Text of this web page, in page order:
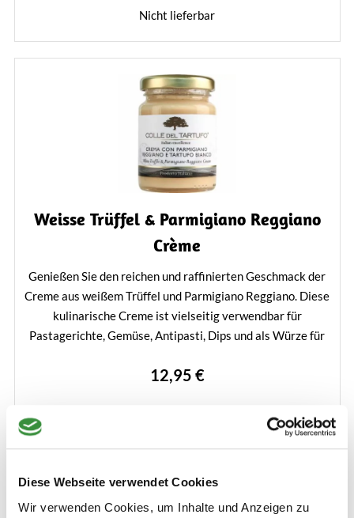
Diese Webseite verwendet Cookies
Wir verwenden Cookies, um Inhalte und Anzeigen zu
Mehr erfahren
Nicht lieferbar
Weisse Trüffel & Parmigiano Reggiano
Crème
Genießen Sie den reichen und raffinierten Geschmack der
Creme aus weißem Trüffel und Parmigiano Reggiano. Diese
kulinarische Creme ist vielseitig verwendbar für
Pastagerichte, Gemüse, Antipasti, Dips und als Würze für
Reggiano und weißem Trüffel für ein unvergessliches
12,95 €